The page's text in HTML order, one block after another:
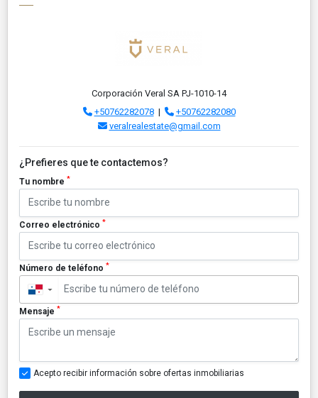
Corporación Veral SA PJ-1010-14
+50762282078|
+50762282080
veralrealestate@gmail.com
¿Prefieres que te contactemos?
Tu nombre *
Correo electrónico *
Número de teléfono *
▼
Mensaje *
Acepto recibir información sobre ofertas inmobiliarias